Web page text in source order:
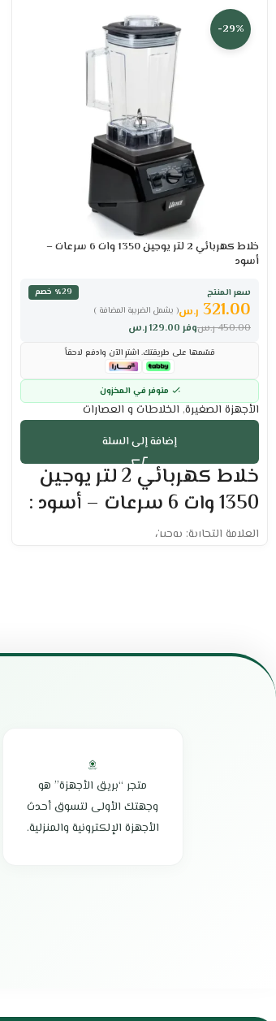
-29%
خلاط كهربائي 2 لتر يوجين 1350 وات 6 سرعات –
أسود
سعر المنتج
٪29 خصم
( يشمل الضريبة المضافة )
321.00 ر.س
وفر 129.00ر.س 450.00ر.س
قسّمها على طريقتك. اشترِ الآن وادفع لاحقاً
متوفر في المخزون
الأجهزة الصغيرة, الخلاطات و العصارات
إضافة إلى السلة
خلاط كهربائي 2 لتر يوجين
1350 وات 6 سرعات – أسود :
العلامة التجارية: يوجين
مصنوع من مواد ذات جودة عالية
متجر “بريق الأجهزة” هو
وجهتك الأولى لتسوق أحدث
الأجهزة الإلكترونية والمنزلية.